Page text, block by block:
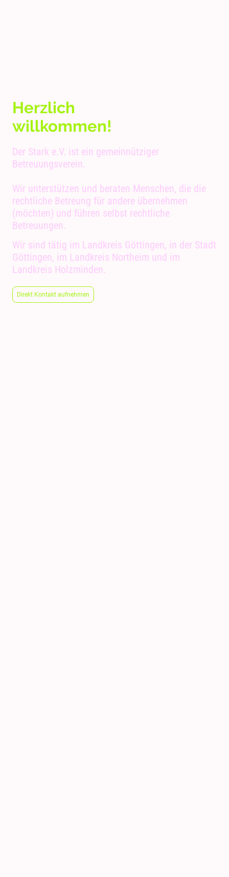
Herzlich
willkommen!
Der Stark e.V. ist ein gemeinnütziger
Betreuungsverein.
Wir unterstützen und beraten Menschen, die die
rechtliche Betreung für andere übernehmen
(möchten) und führen selbst rechtliche
Betreuungen.
Wir sind tätig im Landkreis Göttingen, in der Stadt
Göttingen, im Landkreis Northeim und im
Landkreis Holzminden.
Direkt Kontakt aufnehmen